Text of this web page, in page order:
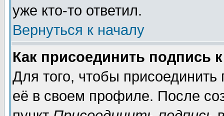
уже кто-то ответил.
Вернуться к началу
Как присоединить подпись
Для того, чтобы
её в своем профиле. После